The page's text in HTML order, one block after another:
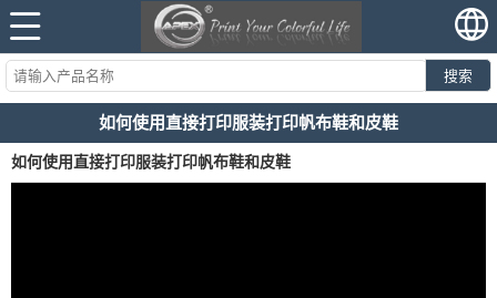
搜索
如何使用直接打印服装打印帆布鞋和皮鞋
如何使用直接打印服装打印帆布鞋和皮鞋